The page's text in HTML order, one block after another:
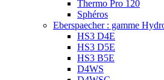
Thermo Pro 120
Sphéros
Eberspaecher : gamme
HS3 D4E
HS3 D5E
HS3 B5E
D4WS